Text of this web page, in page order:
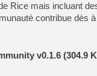
Rice mais incluant
contribue dès
v0.1.6 (304.9